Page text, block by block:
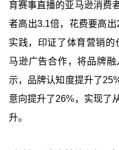
育赛事直播的亚马逊消费
者高出3.1倍，花费要高
实践，印证了体育营销
马逊广告合作，将品牌
示，品牌认知度提升了
意向提升了26%，实现了
升。